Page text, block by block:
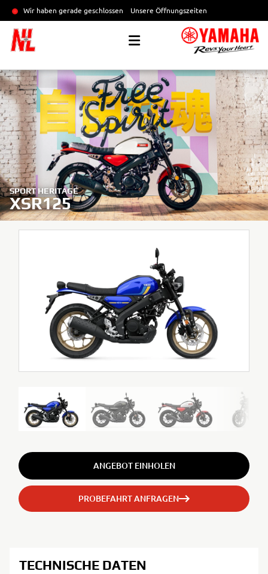
Wir haben gerade geschlossen Unsere Öffnungszeiten
SPORT HERITAGE
XSR125
ANGEBOT EINHOLEN
PROBEFAHRT ANFRAGEN
TECHNISCHE DATEN